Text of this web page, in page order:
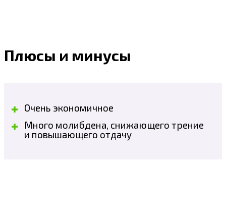
Плюсы и минусы
Очень экономичное
Много молибдена, снижающего трение
и повышающего отдачу